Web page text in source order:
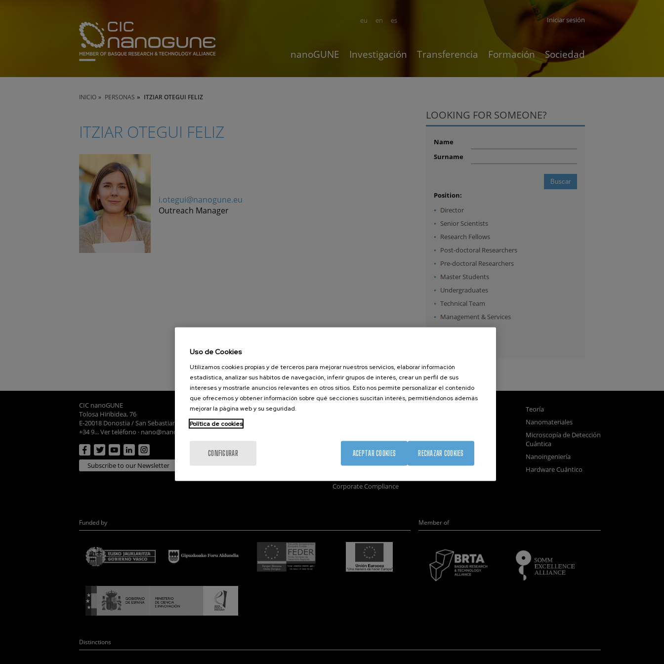
en es
eu Iniciar sesión
nanoGUNE Investigación Transferencia Formación Sociedad
INICIO PERSONAS ITZIAR OTEGUI FELIZ
ITZIAR OTEGUI FELIZ
i.otegui@nanogune.eu
Outreach Manager
LOOKING FOR SOMEONE?
Name
Surname
Position:
Director
Senior Scientists
Research Fellows
Post-doctoral Researchers
Pre-doctoral Researchers
Master Students
Undergraduates
Technical Team
Management & Services
Guest Researchers
CIC nanoGUNE
Tolosa Hiribidea, 76
E-20018 Donostia / San Sebastian
+34 9... Ver teléfono · nano@nanogune.eu
Subscribe to our Newsletter
nanoGUNE
Corporate Compliance
Teoría
Nanomateriales
Microscopía de Detección
Cuántica
Nanoingeniería
Hardware Cuántico
Funded by Member of
Distinctions
Uso de Cookies
Utilizamos cookies propias y de terceros para mejorar nuestros servicios, elaborar información
estadística, analizar sus hábitos de navegación, inferir grupos de interés, crear un perfil de sus
intereses y mostrarle anuncios relevantes en otros sitios. Esto nos permite personalizar el contenido
que ofrecemos y obtener información sobre qué secciones suscitan interés, permitiéndonos además
mejorar la página web y su seguridad.
Política de cookies
CONFIGURAR RECHAZAR COOKIES
ACEPTAR COOKIES